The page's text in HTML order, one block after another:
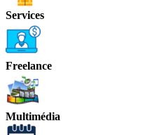
Services
Freelance
Multimédia